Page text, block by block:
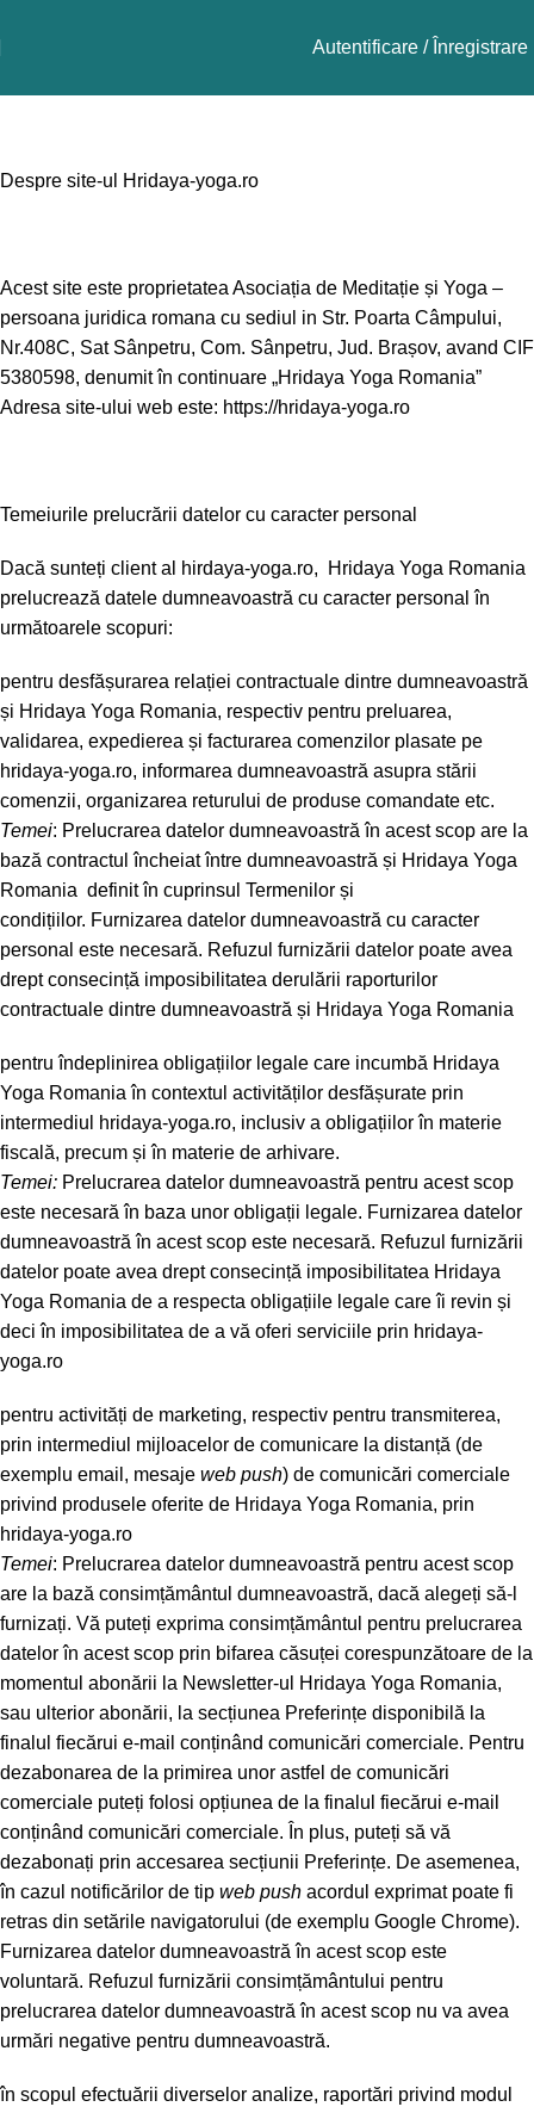
Autentificare / Înregistrare
Despre site-ul Hridaya-yoga.ro
Acest site este proprietatea Asociația de Meditație și Yoga –
persoana juridica romana cu sediul in Str. Poarta Câmpului,
Nr.408C, Sat Sânpetru, Com. Sânpetru, Jud. Brașov, avand CIF
5380598, denumit în continuare „Hridaya Yoga Romania”
Adresa site-ului web este: https://hridaya-yoga.ro
Temeiurile prelucrării datelor cu caracter personal
Dacă sunteți client al hirdaya-yoga.ro, Hridaya Yoga Romania
prelucrează datele dumneavoastră cu caracter personal în
următoarele scopuri:
pentru desfășurarea relației contractuale dintre dumneavoastră
și Hridaya Yoga Romania, respectiv pentru preluarea,
validarea, expedierea și facturarea comenzilor plasate pe
hridaya-yoga.ro, informarea dumneavoastră asupra stării
comenzii, organizarea returului de produse comandate etc.
Temei: Prelucrarea datelor dumneavoastră în acest scop are la
bază contractul încheiat între dumneavoastră și Hridaya Yoga
Romania definit în cuprinsul Termenilor și
condițiilor. Furnizarea datelor dumneavoastră cu caracter
personal este necesară. Refuzul furnizării datelor poate avea
drept consecință imposibilitatea derulării raporturilor
contractuale dintre dumneavoastră și Hridaya Yoga Romania
pentru îndeplinirea obligațiilor legale care incumbă Hridaya
Yoga Romania în contextul activităților desfășurate prin
intermediul hridaya-yoga.ro, inclusiv a obligațiilor în materie
fiscală, precum și în materie de arhivare.
Temei: Prelucrarea datelor dumneavoastră pentru acest scop
este necesară în baza unor obligații legale. Furnizarea datelor
dumneavoastră în acest scop este necesară. Refuzul furnizării
datelor poate avea drept consecință imposibilitatea Hridaya
Yoga Romania de a respecta obligațiile legale care îi revin și
deci în imposibilitatea de a vă oferi serviciile prin hridaya-
yoga.ro
pentru activități de marketing, respectiv pentru transmiterea,
prin intermediul mijloacelor de comunicare la distanță (de
exemplu email, mesaje web push) de comunicări comerciale
privind produsele oferite de Hridaya Yoga Romania, prin
hridaya-yoga.ro
Temei: Prelucrarea datelor dumneavoastră pentru acest scop
are la bază consimțământul dumneavoastră, dacă alegeți să-l
furnizați. Vă puteți exprima consimțământul pentru prelucrarea
datelor în acest scop prin bifarea căsuței corespunzătoare de la
momentul abonării la Newsletter-ul Hridaya Yoga Romania,
sau ulterior abonării, la secțiunea Preferințe disponibilă la
finalul fiecărui e-mail conținând comunicări comerciale. Pentru
dezabonarea de la primirea unor astfel de comunicări
comerciale puteți folosi opțiunea de la finalul fiecărui e-mail
conținând comunicări comerciale. În plus, puteți să vă
dezabonați prin accesarea secțiunii Preferințe. De asemenea,
în cazul notificărilor de tip web push acordul exprimat poate fi
retras din setările navigatorului (de exemplu Google Chrome).
Furnizarea datelor dumneavoastră în acest scop este
voluntară. Refuzul furnizării consimțământului pentru
prelucrarea datelor dumneavoastră în acest scop nu va avea
urmări negative pentru dumneavoastră.
în scopul efectuării diverselor analize, raportări privind modul